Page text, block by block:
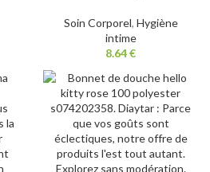
Soin Corporel, Hygiène
intime
8.64€